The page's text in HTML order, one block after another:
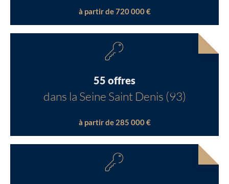
à partir de 720 000 €
55 offres
dans la Seine Saint Denis (93)
à partir de 285 000 €